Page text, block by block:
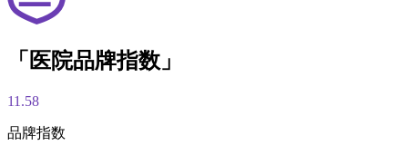
「医院品牌指数」
11.58
品牌指数